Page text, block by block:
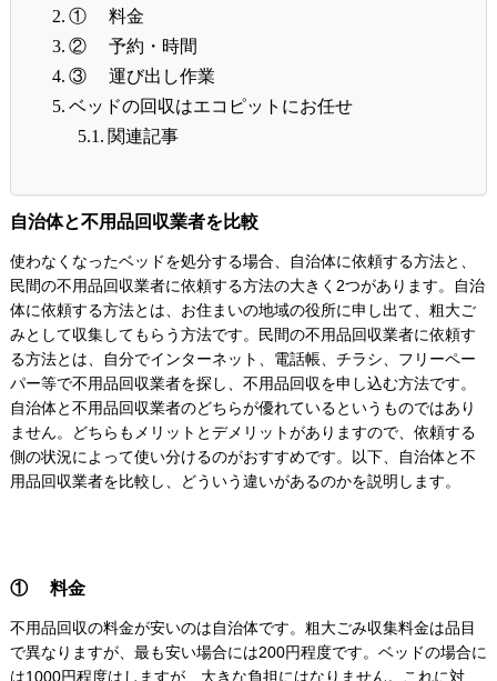
① 料金
② 予約・時間
③ 運び出し作業
ベッドの回収はエコピットにお任せ
関連記事
自治体と不用品回収業者を比較
使わなくなったベッドを処分する場合、自治体に依頼する方法と、
民間の不用品回収業者に依頼する方法の大きく2つがあります。自治
体に依頼する方法とは、お住まいの地域の役所に申し出て、粗大ご
みとして収集してもらう方法です。民間の不用品回収業者に依頼す
る方法とは、自分でインターネット、電話帳、チラシ、フリーペー
パー等で不用品回収業者を探し、不用品回収を申し込む方法です。
自治体と不用品回収業者のどちらが優れているというものではあり
ません。どちらもメリットとデメリットがありますので、依頼する
側の状況によって使い分けるのがおすすめです。以下、自治体と不
用品回収業者を比較し、どういう違いがあるのかを説明します。
① 料金
不用品回収の料金が安いのは自治体です。粗大ごみ収集料金は品目
で異なりますが、最も安い場合には200円程度です。ベッドの場合に
は1000円程度はしますが、大きな負担にはなりません。これに対